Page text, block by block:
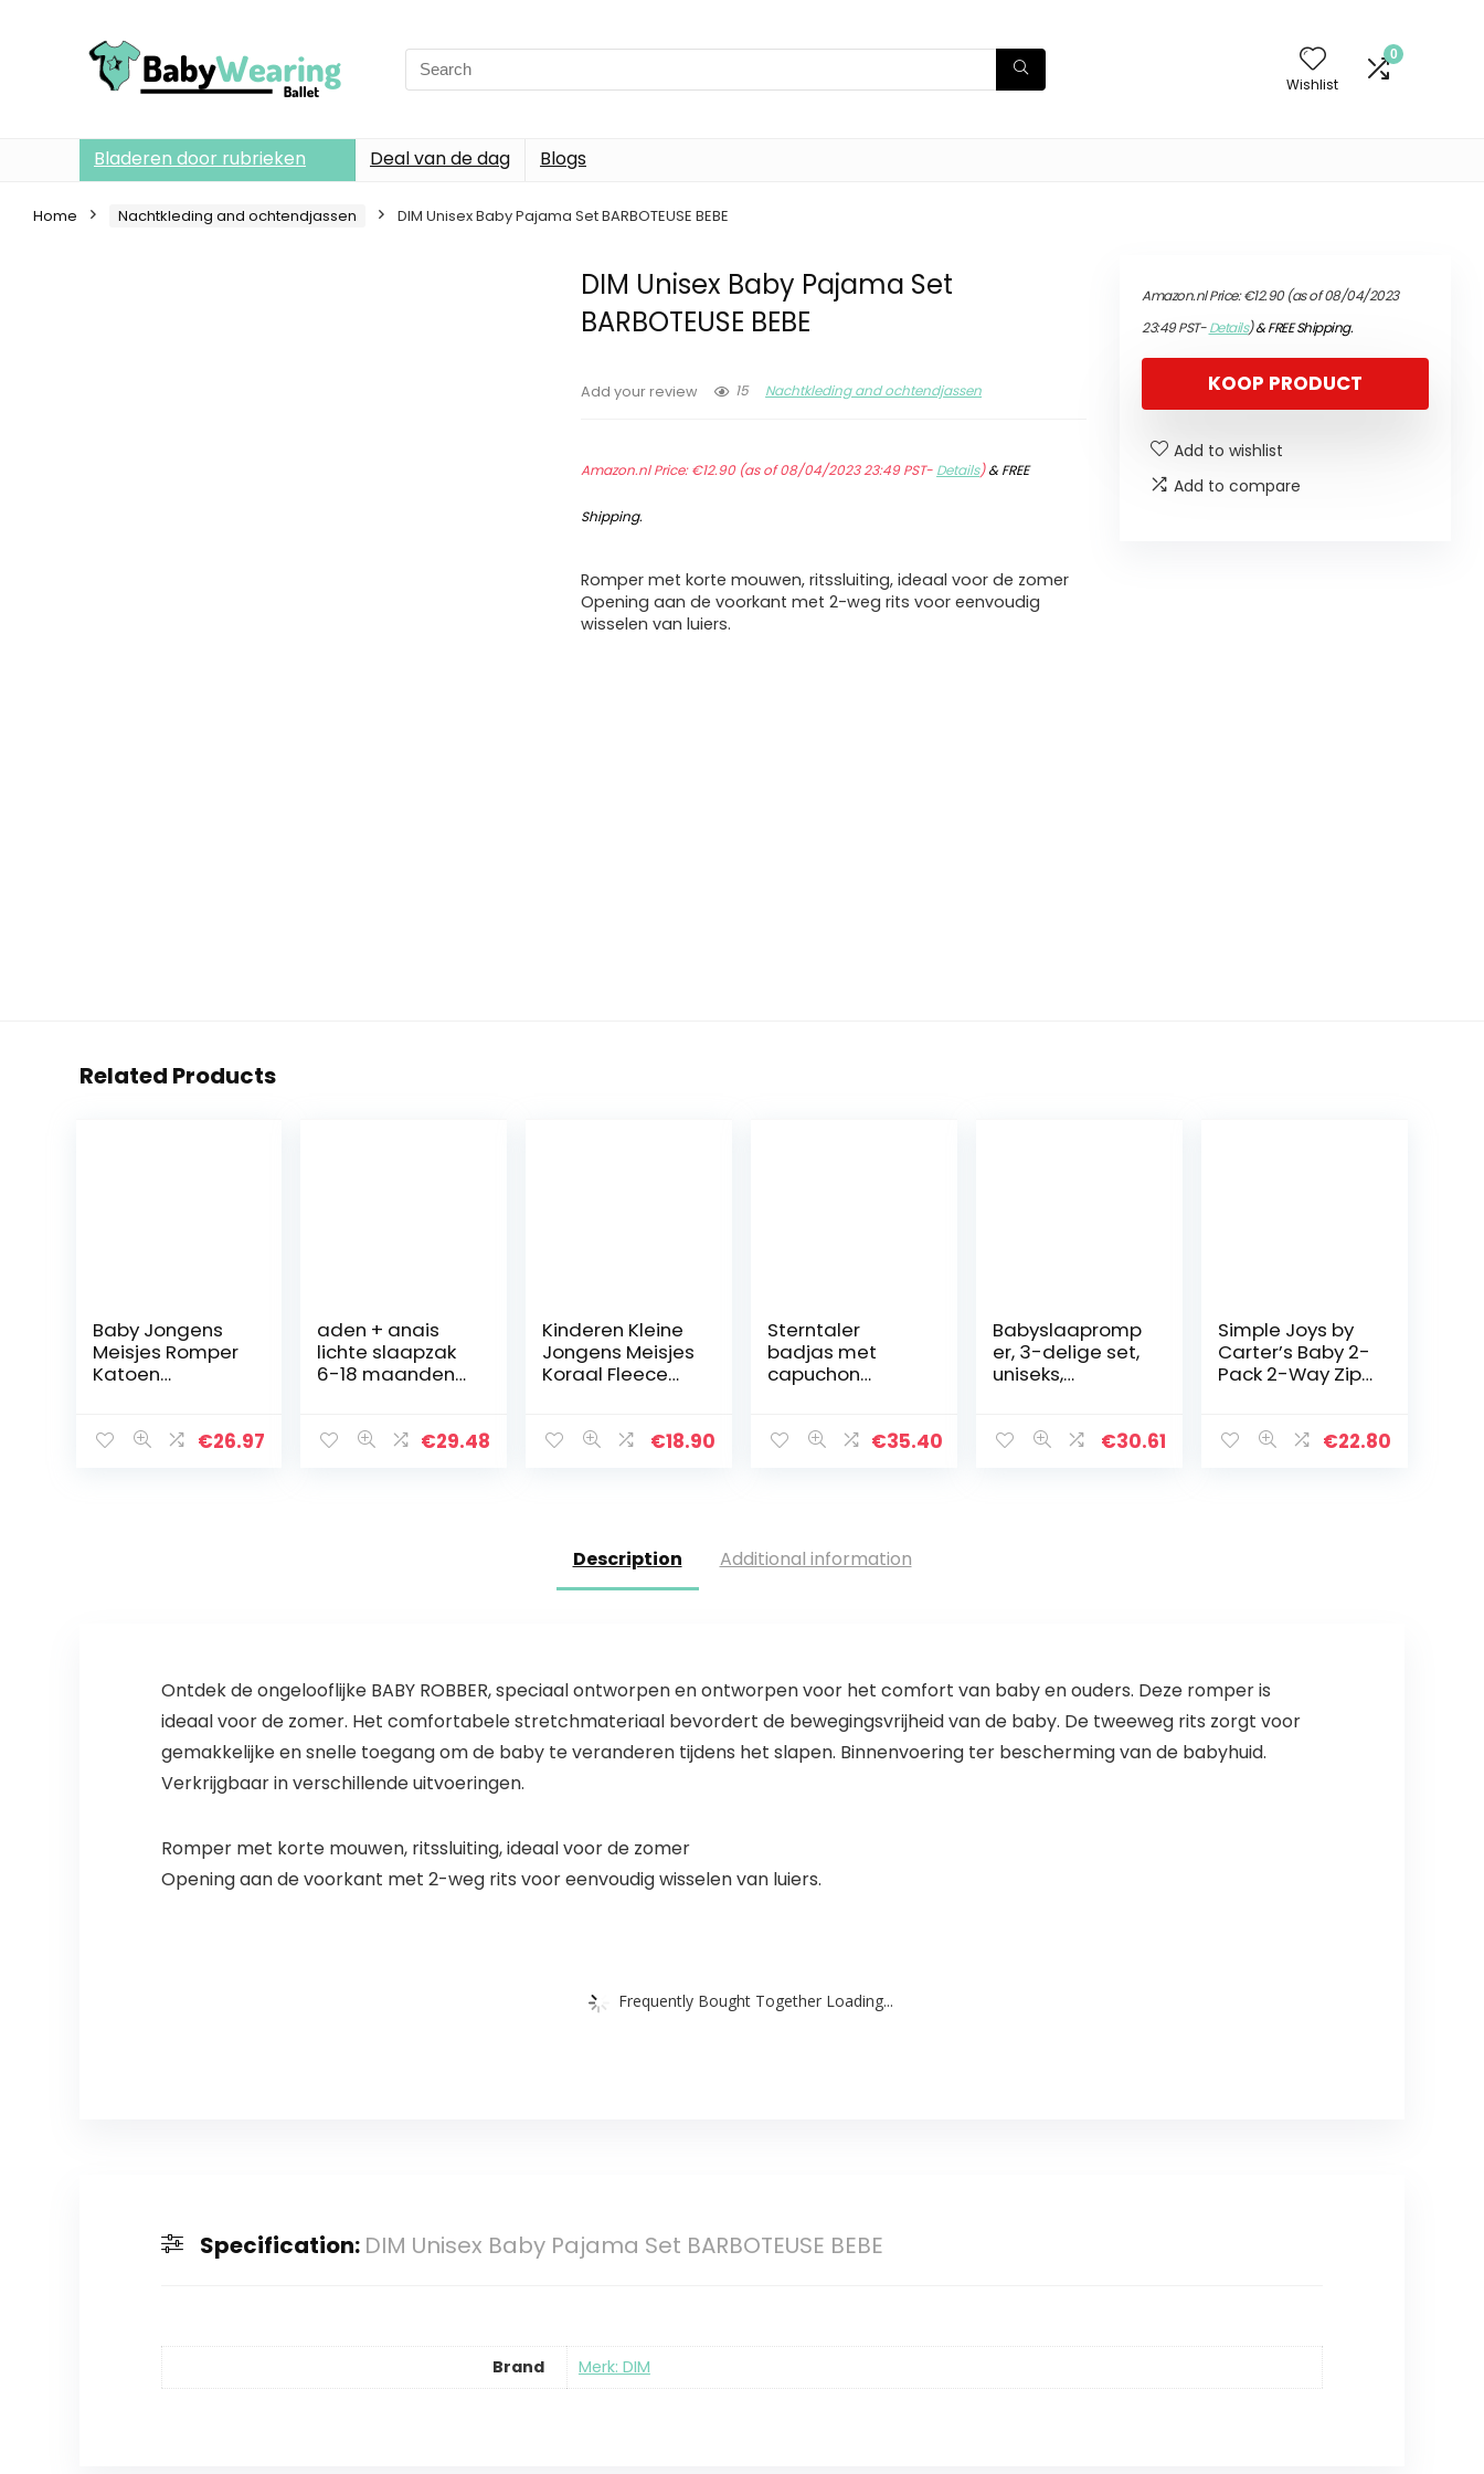
Search
for:
Wishlist
0
Bladeren door rubrieken Deal van de dag Blogs
Home Nachtkleding and ochtendjassen DIM Unisex Baby Pajama Set BARBOTEUSE BEBE
DIM Unisex Baby Pajama Set
BARBOTEUSE BEBE
Add your review 15 Nachtkleding and ochtendjassen
Amazon.nl Price:€12.90(as of 08/04/2023 23:49 PST- Details)&FREE
Shipping.
Romper met korte mouwen, ritssluiting, ideaal voor de zomer
Opening aan de voorkant met 2-weg rits voor eenvoudig
wisselen van luiers.
Amazon.nl Price:€12.90(as of 08/04/2023
23:49 PST-Details)&FREE Shipping.
KOOP PRODUCT
Add to wishlist
Add to compare
Related Products
Baby Jongens
Meisjes Romper
Katoen
Rompertjes€26.97
aden + anais
lichte slaapzak
6-18 maanden
€29.48
Kinderen Kleine
Jongens Meisjes
Koraal Fleece
Cartoon Dier€18.90
Sterntaler
badjas met
capuchon
€35.40
Babyslaapromp
er, 3-delige set,
uniseks,
met 3-12
€30.61
Simple Joys by
Carter’s Baby 2-
Pack 2-Way Zip
uniseks-baby
€22.80
Description Additional information
Ontdek de ongelooflijke BABY ROBBER, speciaal ontworpen en ontworpen voor het comfort van baby en ouders. Deze romper is
ideaal voor de zomer. Het comfortabele stretchmateriaal bevordert de bewegingsvrijheid van de baby. De tweeweg rits zorgt voor
gemakkelijke en snelle toegang om de baby te veranderen tijdens het slapen. Binnenvoering ter bescherming van de babyhuid.
Verkrijgbaar in verschillende uitvoeringen.
Romper met korte mouwen, ritssluiting, ideaal voor de zomer
Opening aan de voorkant met 2-weg rits voor eenvoudig wisselen van luiers.
Frequently Bought Together Loading...
Specification: DIM Unisex Baby Pajama Set BARBOTEUSE BEBE
Brand Merk: DIM